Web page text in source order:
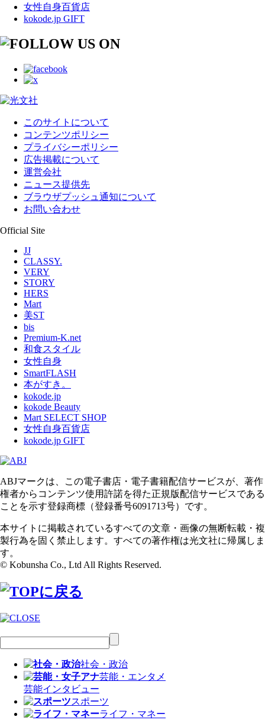
女性自身百貨店
kokode.jp GIFT
このサイトについて
コンテンツポリシー
プライバシーポリシー
広告掲載について
運営会社
ニュース提供先
ブラウザプッシュ通知について
お問い合わせ
Official Site
JJ
CLASSY.
VERY
STORY
HERS
Mart
美ST
bis
Premium-K.net
和食スタイル
女性自身
SmartFLASH
本がすき。
kokode.jp
kokode Beauty
Mart SELECT SHOP
女性自身百貨店
kokode.jp GIFT
ABJマークは、この電子書店・電子書籍配信サービスが、著作
権者からコンテンツ使用許諾を得た正規版配信サービスである
ことを示す登録商標（登録番号6091713号）です。
本サイトに掲載されているすべての文章・画像の無断転載・複
製行為を固く禁止します。すべての著作権は光文社に帰属しま
す。
© Kobunsha Co., Ltd All Rights Reserved.
社会・政治
芸能・エンタメ
芸能インタビュー
スポーツ
ライフ・マネー